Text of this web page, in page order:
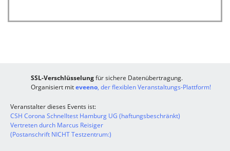
SSL-Verschlüsselungfür sichere Datenübertragung.
Organisiert miteveeno, der flexiblen Veranstaltungs-Plattform!
Veranstalter dieses Events ist:
CSH Corona Schnelltest Hamburg UG (haftungsbeschränkt)
Vertreten durch Marcus Reisiger
(Postanschrift NICHT Testzentrum:)